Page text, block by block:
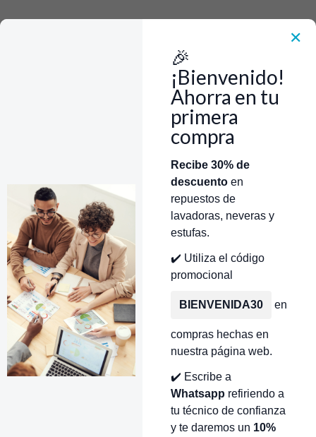
✕
🎉
¡Bienvenido!
Ahorra en tu
primera
compra
Recibe 30% de
descuentoen
repuestos de
lavadoras, neveras y
estufas.
✔️ Utiliza el código
promocional
BIENVENIDA30 en
compras hechas en
nuestra página web.
✔️ Escribe a
Whatsapp refiriendo a
tu técnico de confianza
y te daremos un 10%
TiendaTécnicos Autorizados
Donde encontrar modelo? Servicios de Reparación
Tienda
Modulo de Encendido 7+0 GE/Mabe/Centrales WS01F04213